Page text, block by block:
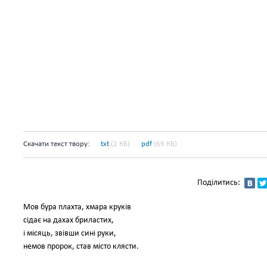
Скачати текст твору: txt (2 КБ) pdf (69 КБ)
Поділитись:
Мов бура плахта, хмара круків
сідає на дахах бриластих,
і місяць, звівши сині руки,
немов пророк, став місто клясти.